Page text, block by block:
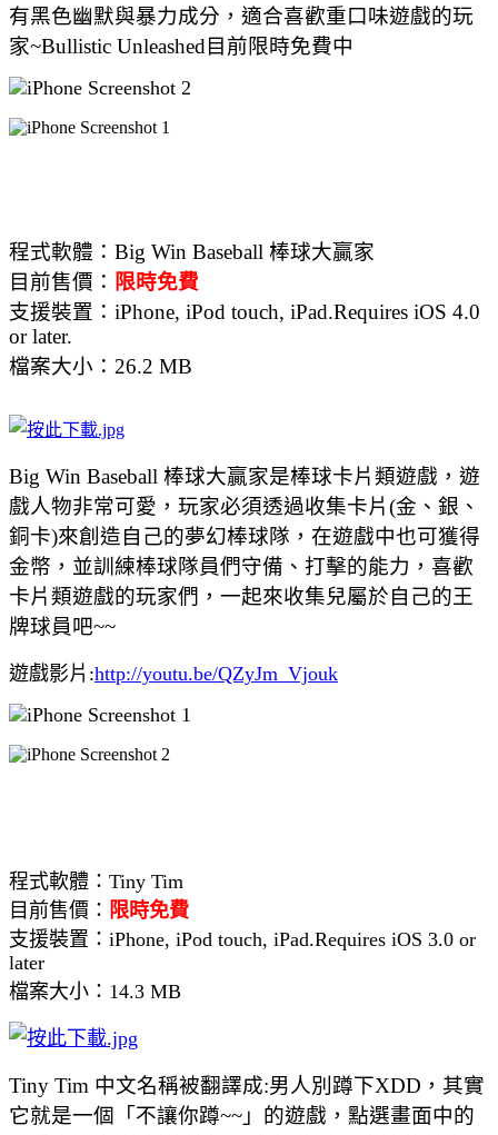
有黑色幽默與暴力成分，適合喜歡重口味遊戲的玩
家~Bullistic Unleashed目前限時免費中
程式軟體： Big Win Baseball 棒球大贏家
目前售價： 限時免費
支援裝置： iPhone, iPod touch, iPad.Requires iOS 4.0
or later.
檔案大小： 26.2 MB
Big Win Baseball 棒球大贏家是棒球卡片類遊戲，遊
戲人物非常可愛，玩家必須透過收集卡片(金、銀、
銅卡)來創造自己的夢幻棒球隊，在遊戲中也可獲得
金幣，並訓練棒球隊員們守備、打擊的能力，喜歡
卡片類遊戲的玩家們，一起來收集兒屬於自己的王
牌球員吧~~
遊戲影片:http://youtu.be/QZyJm_Vjouk
程式軟體： Tiny Tim
目前售價： 限時免費
支援裝置： iPhone, iPod touch, iPad.Requires iOS 3.0 or
later
檔案大小： 14.3 MB
Tiny Tim 中文名稱被翻譯成:男人別蹲下XDD，其實
它就是一個「不讓你蹲~~」的遊戲，點選畫面中的